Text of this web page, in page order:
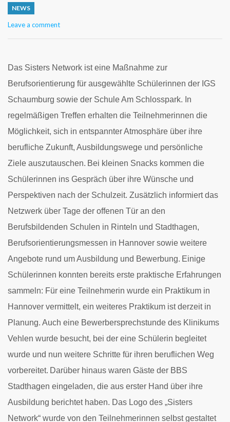
NEWS
Leave a comment
Das Sisters Network ist eine Maßnahme zur
Berufsorientierung für ausgewählte Schülerinnen der IGS
Schaumburg sowie der Schule Am Schlosspark. In
regelmäßigen Treffen erhalten die Teilnehmerinnen die
Möglichkeit, sich in entspannter Atmosphäre über ihre
berufliche Zukunft, Ausbildungswege und persönliche
Ziele auszutauschen. Bei kleinen Snacks kommen die
Schülerinnen ins Gespräch über ihre Wünsche und
Perspektiven nach der Schulzeit. Zusätzlich informiert das
Netzwerk über Tage der offenen Tür an den
Berufsbildenden Schulen in Rinteln und Stadthagen,
Berufsorientierungsmessen in Hannover sowie weitere
Angebote rund um Ausbildung und Bewerbung. Einige
Schülerinnen konnten bereits erste praktische Erfahrungen
sammeln: Für eine Teilnehmerin wurde ein Praktikum in
Hannover vermittelt, ein weiteres Praktikum ist derzeit in
Planung. Auch eine Bewerbersprechstunde des Klinikums
Vehlen wurde besucht, bei der eine Schülerin begleitet
wurde und nun weitere Schritte für ihren beruflichen Weg
vorbereitet. Darüber hinaus waren Gäste der BBS
Stadthagen eingeladen, die aus erster Hand über ihre
Ausbildung berichtet haben. Das Logo des „Sisters
Network“ wurde von den Teilnehmerinnen selbst gestaltet